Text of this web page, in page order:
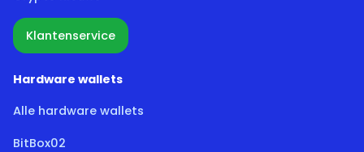
Klantenservice
Hardware wallets
Alle hardware wallets
BitBox02